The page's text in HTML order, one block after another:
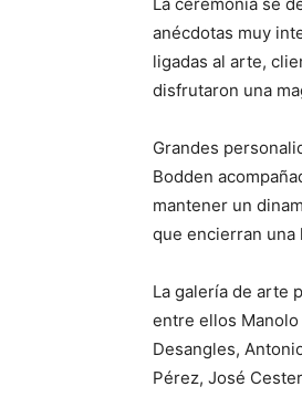
anécdotas muy
ligadas al arte,
disfrutaron una
Grandes
Bodden
mantener un
que encierran una
La galería de arte
entre ellos
Desangles,
Pérez, José